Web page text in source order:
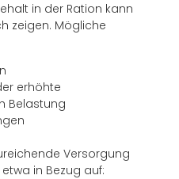
in der Ration kann
zeigen. Mögliche
erhöhte
Belastung
Versorgung
in Bezug auf: